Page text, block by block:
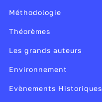
Méthodologie
Théorèmes
Les grands auteurs
Environnement
Evènements Historiques